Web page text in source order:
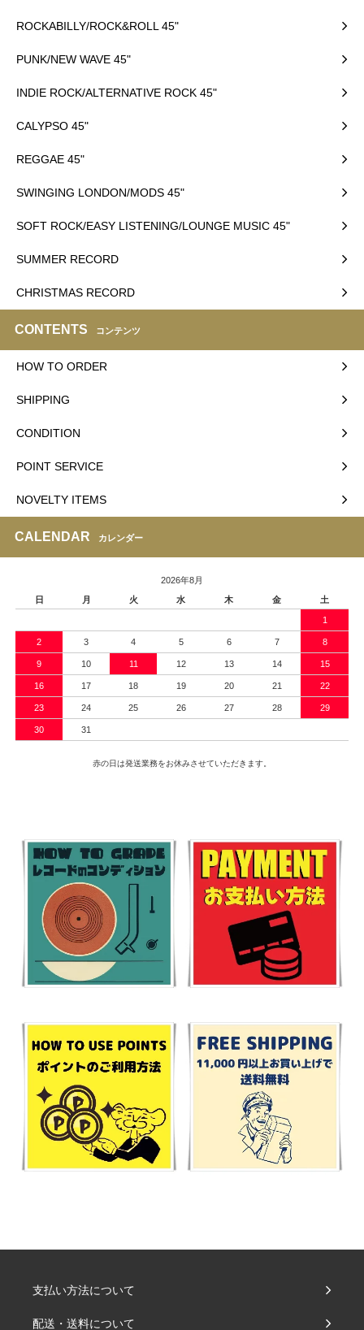
ROCKABILLY/ROCK&ROLL 45"
PUNK/NEW WAVE 45"
INDIE ROCK/ALTERNATIVE ROCK 45"
CALYPSO 45"
REGGAE 45"
SWINGING LONDON/MODS 45"
SOFT ROCK/EASY LISTENING/LOUNGE MUSIC 45"
SUMMER RECORD
CHRISTMAS RECORD
CONTENTS コンテンツ
HOW TO ORDER
SHIPPING
CONDITION
POINT SERVICE
NOVELTY ITEMS
CALENDAR カレンダー
2026年8月
日
月 火 水 木 金 土
1
2 3 4 5 6 7 8
9 10 11 12 13 14 15
16 17 18 19 20 21 22
23 24 25 26 27 28 29
30 31
赤の日は発送業務をお休みさせていただきます。
支払い方法について
配送・送料について